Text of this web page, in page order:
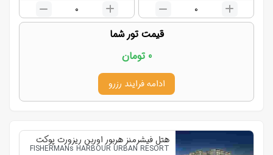
0
0
قیمت تور شما
0 تومان
ادامه فرایند رزرو
هتل فیشرمنز هربور اوربن ریزورت پوکت
FISHERMANs HARBOUR URBAN RESORT